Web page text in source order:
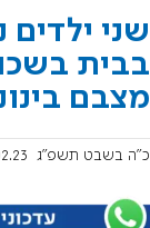
שני ילדים
בבית
מצבם
כ"ה בשבט תשפ"ג 18:25